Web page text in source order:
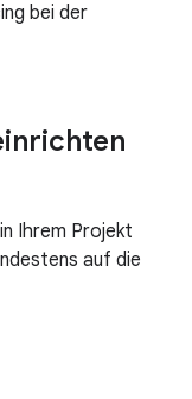
bei der
Ihrem Projekt
auf die